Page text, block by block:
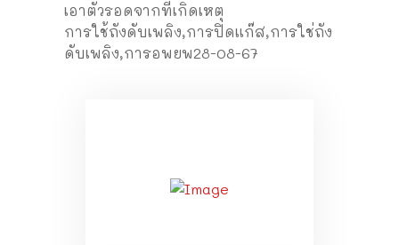
เอาตัวรอดจากทีเกิดเหตุ
การใช้ถังดับเพลิง,การปิดแก๊ส,การใช่ถัง
ดับเพลิง,การอพยพ28-08-67